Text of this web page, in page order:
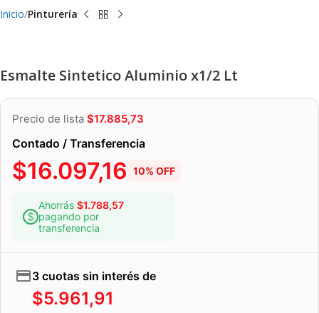
Inicio Pinturería
Esmalte Sintetico Aluminio x1/2 Lt
Precio de lista $17.885,73
Contado / Transferencia
$16.097,16 10% OFF
Ahorrás $1.788,57
pagando por
transferencia
3 cuotas sin interés de
$5.961,91